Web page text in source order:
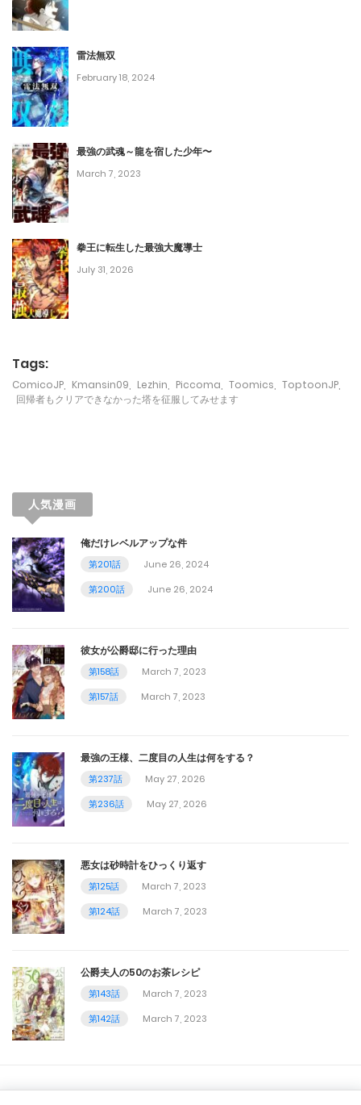
第60話
December 6, 2023
第59話
December 5, 2023
第58話
November 26, 2023
第57話
November 15, 2023
第56話
November 7, 2023
November 5, 2023
October 19, 2023
第52話
October 10, 2023
October 4, 2023
第50話
September 26, 2023
第49話
September 26, 2023
第48話
第47話
September 6, 2023
August 31, 2023
第45話
雷法無双
February 18, 2024
最強の武魂～龍を宿した少年〜
March 7, 2023
拳王に転生した最強大魔導士
July 31, 2026
Tags:
ComicoJP Kmansin09 Lezhin Piccoma Toomics ToptoonJP
回帰者もクリアできなかった塔を征服してみせます
人気漫画
俺だけレベルアップな件
第201話
June 26, 2024
第200話
June 26, 2024
彼女が公爵邸に行った理由
第158話
March 7, 2023
第157話
March 7, 2023
最強の王様、二度目の人生は何をする？
第237話
May 27, 2026
第236話
May 27, 2026
悪女は砂時計をひっくり返す
第125話
March 7, 2023
第124話
March 7, 2023
公爵夫人の50のお茶レシピ
第143話
March 7, 2023
第142話
March 7, 2023